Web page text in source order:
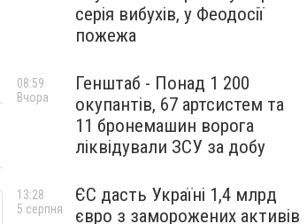
серія вибухів, у Феодосії
пожежа
Генштаб - Понад 1 200
окупантів, 67 артсистем та
11 бронемашин ворога
ліквідували ЗСУ за добу
08:59
Вчора
ЄС дасть Україні 1,4 млрд
євро з заморожених активів
13:28
5 серпня